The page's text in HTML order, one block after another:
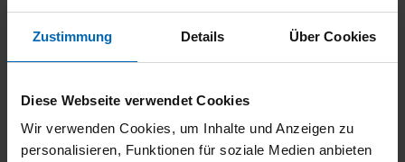
Zustimmung Details Über Cookies
Diese Webseite verwendet Cookies
Wir verwenden Cookies, um Inhalte und Anzeigen zu
personalisieren, Funktionen für soziale Medien anbieten
BMW 225
Gebrauchtwagen
Typ
Pkw